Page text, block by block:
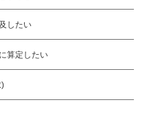
したい
算定したい
)